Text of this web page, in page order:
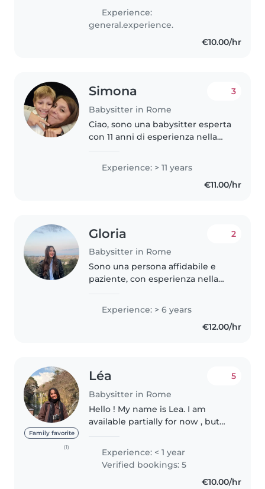
scuola o a casa (pittura, livello di
inglese A1). Posso dare una mano
con le faccende..
Experience:
general.experience.
€10.00/hr
Simona
Babysitter in Rome
3
Ciao, sono una babysitter esperta
con 11 anni di esperienza nella
creativa, responsabile e
Experience: > 11 years
€11.00/hr
Gloria
Babysitter in Rome
2
Sono una persona affidabile e
paziente, con esperienza nella
Posso occuparmi di giochi,
supporto nei compiti. Mi piace
giocare e divertirmi insieme..
Experience: > 6 years
€12.00/hr
Family favorite
(1)
Léa
Babysitter in Rome
5
Hello ! My name is Lea. I am
available partially for now , but
french and lived in Seoul from
August 2024 to July 2025. I am
currently studying in..
Experience: < 1 year
Verified bookings: 5
€10.00/hr